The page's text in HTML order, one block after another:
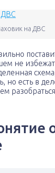
на ДВС
не
но есть в